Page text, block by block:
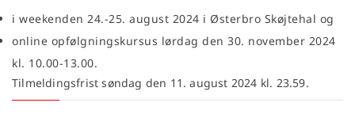
i weekenden 24.-25. august 2024 i Østerbro Skøjtehal og
online opfølgningskursus lørdag den 30. november 2024
kl. 10.00-13.00.
Tilmeldingsfrist søndag den 11. august 2024 kl. 23.59.